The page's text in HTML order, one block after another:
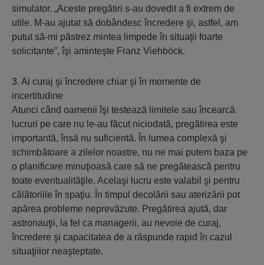
simulator. „Aceste pregătiri s-au dovedit a fi extrem de
utile. M-au ajutat să dobândesc încredere şi, astfel, am
putut să-mi păstrez mintea limpede în situaţii foarte
solicitante”, îşi aminteşte Franz Viehböck.
3. Ai curaj şi încredere chiar şi în momente de
incertitudine
Atunci când oamenii îşi testează limitele sau încearcă
lucruri pe care nu le-au făcut niciodată, pregătirea este
importantă, însă nu suficientă. În lumea complexă şi
schimbătoare a zilelor noastre, nu ne mai putem baza pe
o planificare minuţioasă care să ne pregătească pentru
toate eventualităţile. Acelaşi lucru este valabil şi pentru
călătoriile în spaţiu. În timpul decolării sau aterizării pot
apărea probleme neprevăzute. Pregătirea ajută, dar
astronauţii, la fel ca managerii, au nevoie de curaj,
încredere şi capacitatea de a răspunde rapid în cazul
situaţiilor neaşteptate.